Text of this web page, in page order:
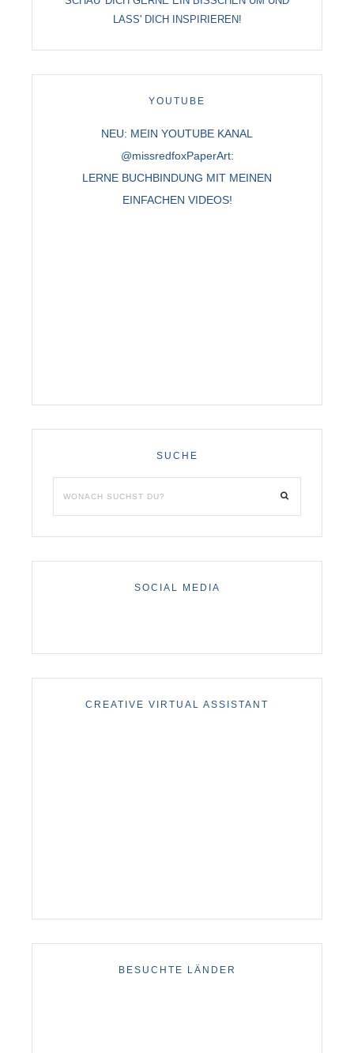
LASS' DICH INSPIRIEREN!
YOUTUBE
NEU: MEIN YOUTUBE KANAL
@missredfoxPaperArt:
LERNE BUCHBINDUNG MIT MEINEN
EINFACHEN VIDEOS!
SUCHE
SOCIAL MEDIA
CREATIVE VIRTUAL ASSISTANT
BESUCHTE LÄNDER